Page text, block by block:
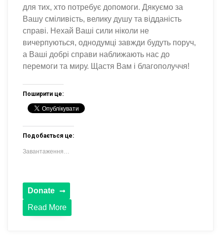
для тих, хто потребує допомоги. Дякуємо за
Вашу сміливість, велику душу та відданість
справі. Нехай Ваші сили ніколи не
вичерпуються, однодумці завжди будуть поруч,
а Ваші добрі справи наближають нас до
перемоги та миру. Щастя Вам і благополуччя!
Поширити це:
Подобається це:
Завантаження…
Read More